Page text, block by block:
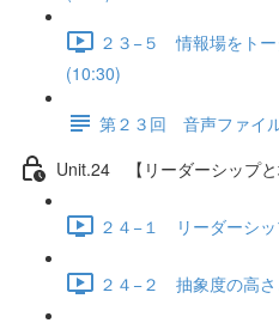
２３−５ 情報場をトー
(10:30)
第２３回 音声ファイ
Unit.24 【リーダーシップと
２４−１ リーダーシ
２４−２ 抽象度の高